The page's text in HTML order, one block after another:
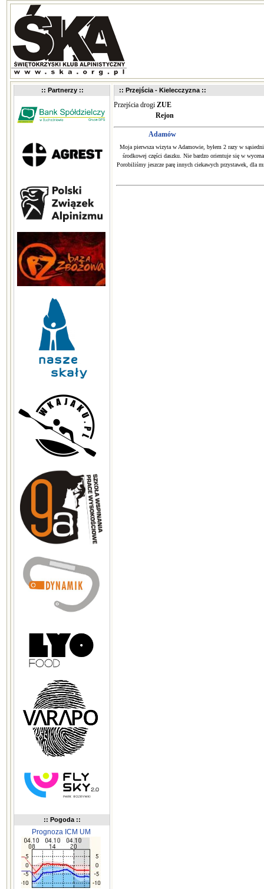
:: Partnerzy ::
:: Pogoda ::
Prognoza ICM UM
:: Przejścia - Kielecczyzna ::
Przejścia drogi ZUE
Rejon
Adamów
Moja pierwsza wizyta w Adamowie, byłem 2 razy w
środkowej części daszku. Nie bardzo orientuje się w
Porobiliśmy jeszcze parę innych ciekawych przystawek, dla